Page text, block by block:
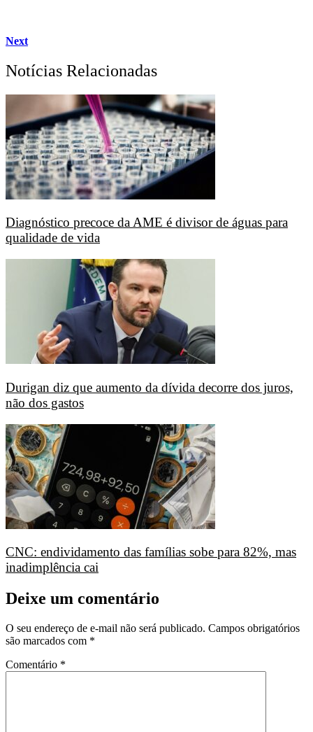
Next
Notícias Relacionadas
Diagnóstico precoce da AME é divisor de águas para
qualidade de vida
Durigan diz que aumento da dívida decorre dos juros,
não dos gastos
CNC: endividamento das famílias sobe para 82%, mas
inadimplência cai
Deixe um comentário
O seu endereço de e-mail não será publicado. Campos obrigatórios
são marcados com *
Comentário *